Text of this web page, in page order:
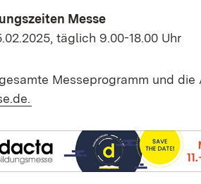
Messe
täglich 9.00-18.00 Uhr
Messeprogramm und